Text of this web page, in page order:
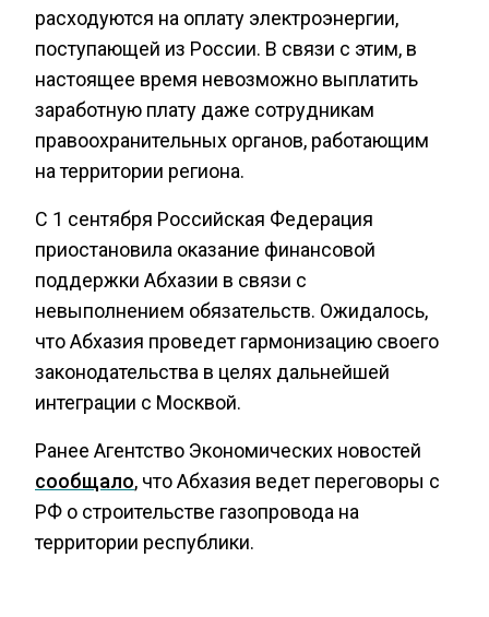
расходуются на оплату электроэнергии,
поступающей из России. В связи с этим, в
настоящее время невозможно выплатить
заработную плату даже сотрудникам
правоохранительных органов, работающим
на территории региона.
С 1 сентября Российская Федерация
приостановила оказание финансовой
поддержки Абхазии в связи с
невыполнением обязательств. Ожидалось,
что Абхазия проведет гармонизацию своего
законодательства в целях дальнейшей
интеграции с Москвой.
Ранее Агентство Экономических новостей
сообщало, что Абхазия ведет переговоры с
РФ о строительстве газопровода на
территории республики.